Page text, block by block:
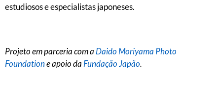
estudiosos e especialistas japoneses.
Projeto em parceria com a Daido Moriyama Photo
Foundatione apoio da Fundação Japão.